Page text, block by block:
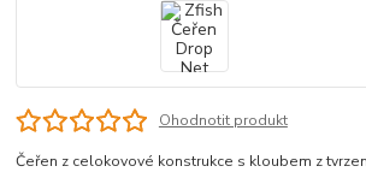
Ohodnotit produkt
Čeřen z celokovové konstrukce s kloubem z